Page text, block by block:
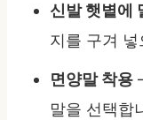
신발 햇볕에
지를 구겨
면양말 착용
말을 선택합